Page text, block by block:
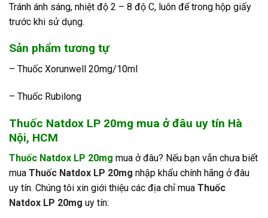
Tránh ánh sáng, nhiệt độ 2 – 8 độ C, luôn để trong hộp giấy
trước khi sử dụng.
Sản phẩm tương tự
– Thuốc Xorunwell 20mg/10ml
– Thuốc Rubilong
Thuốc Natdox LP 20mg mua ở đâu uy tín Hà
Nội, HCM
Thuốc Natdox LP 20mg mua ở đâu? Nếu bạn vẫn chưa biết
mua Thuốc Natdox LP 20mg nhập khẩu chính hãng ở đâu
uy tín. Chúng tôi xin giới thiệu các địa chỉ mua Thuốc
Natdox LP 20mg uy tín: